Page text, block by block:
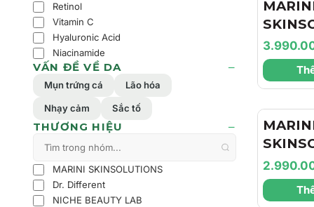
Retinol
Vitamin C
Hyaluronic Acid
Niacinamide
VẤN ĐỀ VỀ DA
Mụn trứng cá Lão hóa
Nhạy cảm Sắc tố
THƯƠNG HIỆU
MARINI SKINSOLUTIONS
Dr. Different
NICHE BEAUTY LAB
Marini
XC
Kem
Đốm
Nhăn
Cream
Dưỡng